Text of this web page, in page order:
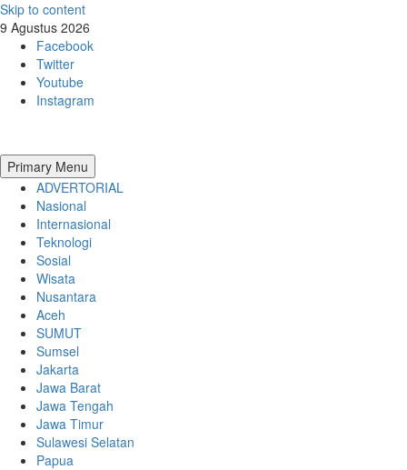
Skip to content
9 Agustus 2026
Facebook
Twitter
Youtube
Instagram
Primary Menu
ADVERTORIAL
Nasional
Internasional
Teknologi
Sosial
Wisata
Nusantara
Aceh
SUMUT
Sumsel
Jakarta
Jawa Barat
Jawa Tengah
Jawa Timur
Sulawesi Selatan
Papua